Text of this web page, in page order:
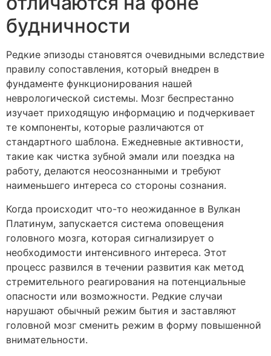
будничности
Редкие эпизоды становятся очевидными вследствие
правилу сопоставления, который внедрен в
фундаменте функционирования нашей
неврологической системы. Мозг беспрестанно
изучает приходящую информацию и подчеркивает
те компоненты, которые различаются от
стандартного шаблона. Ежедневные активности,
такие как чистка зубной эмали или поездка на
работу, делаются неосознанными и требуют
наименьшего интереса со стороны сознания.
Когда происходит что-то неожиданное в Вулкан
Платинум, запускается система оповещения
головного мозга, которая сигнализирует о
необходимости интенсивного интереса. Этот
процесс развился в течении развития как метод
стремительного реагирования на потенциальные
опасности или возможности. Редкие случаи
нарушают обычный режим бытия и заставляют
головной мозг сменить режим в форму повышенной
внимательности.